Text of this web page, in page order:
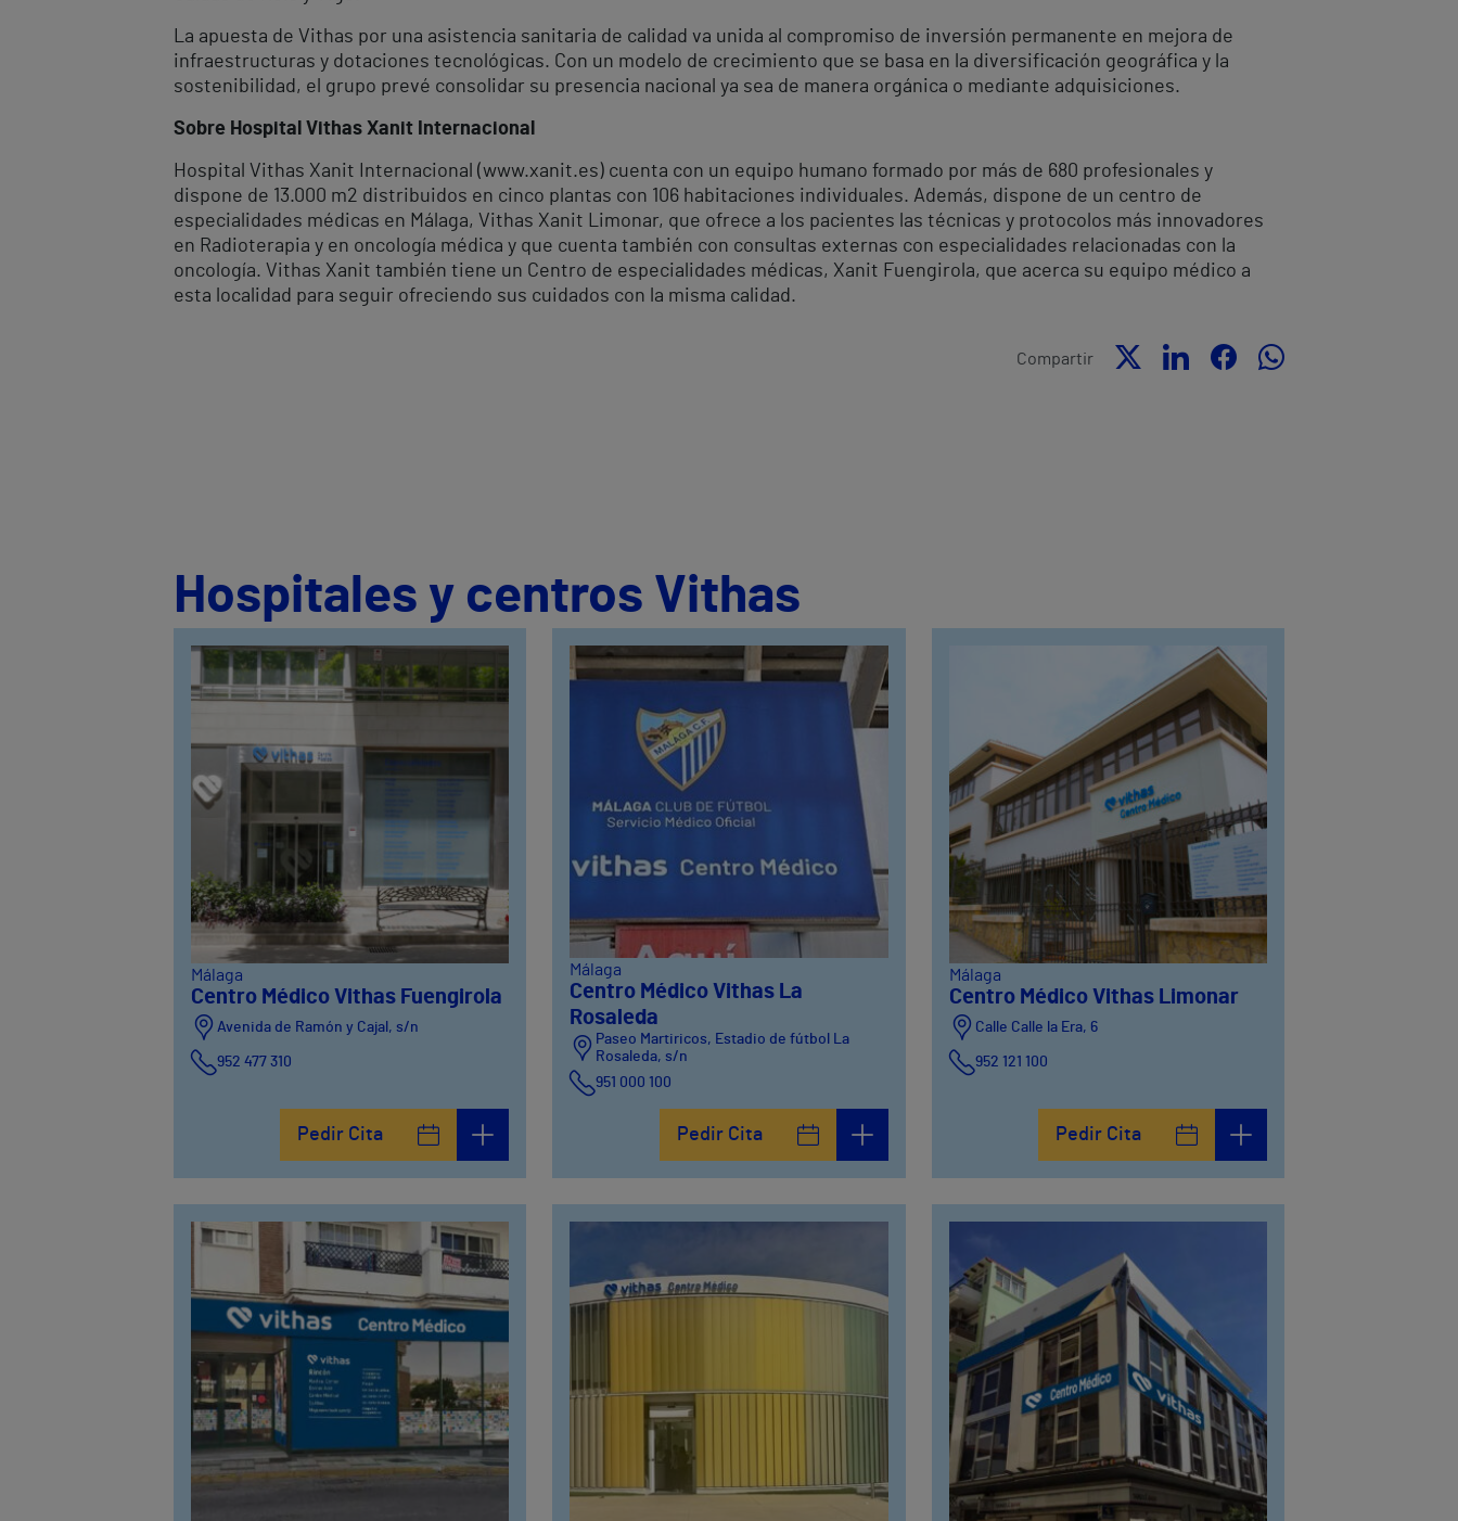
La apuesta de Vithas por una asistencia sanitaria de calidad va unida al compromiso de inversión permanente en mejora de
infraestructuras y dotaciones tecnológicas. Con un modelo de crecimiento que se basa en la diversificación geográfica y la
sostenibilidad, el grupo prevé consolidar su presencia nacional ya sea de manera orgánica o mediante adquisiciones.
Sobre Hospital Vithas Xanit Internacional
Hospital Vithas Xanit Internacional (www.xanit.es) cuenta con un equipo humano formado por más de 680 profesionales y
dispone de 13.000 m2 distribuidos en cinco plantas con 106 habitaciones individuales. Además, dispone de un centro de
especialidades médicas en Málaga, Vithas Xanit Limonar, que ofrece a los pacientes las técnicas y protocolos más innovadores
en Radioterapia y en oncología médica y que cuenta también con consultas externas con especialidades relacionadas con la
oncología. Vithas Xanit también tiene un Centro de especialidades médicas, Xanit Fuengirola, que acerca su equipo médico a
esta localidad para seguir ofreciendo sus cuidados con la misma calidad.
Compartir
Hospitales y centros Vithas
Málaga
Centro Médico Vithas Fuengirola
Avenida de Ramón y Cajal, s/n
952 477 310
Pedir Cita
Málaga
Centro Médico Vithas La
Rosaleda
Paseo Martiricos, Estadio de fútbol La
Rosaleda, s/n
951 000 100
Pedir Cita
Málaga
Centro Médico Vithas Limonar
Calle Calle la Era, 6
952 121 100
Pedir Cita